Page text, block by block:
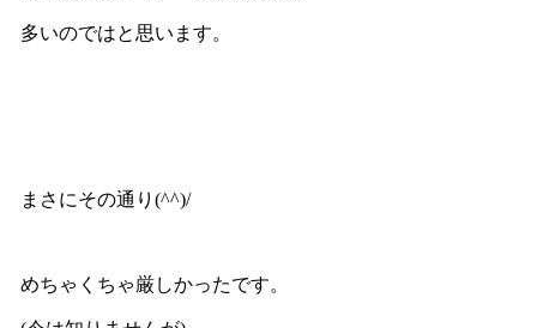
多いのではと思います。
まさにその通り(^^)/
めちゃくちゃ厳しかったです。